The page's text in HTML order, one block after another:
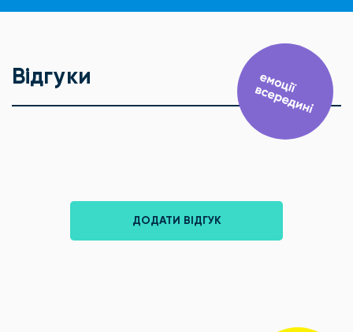
Відгуки
ДОДАТИ ВІДГУК